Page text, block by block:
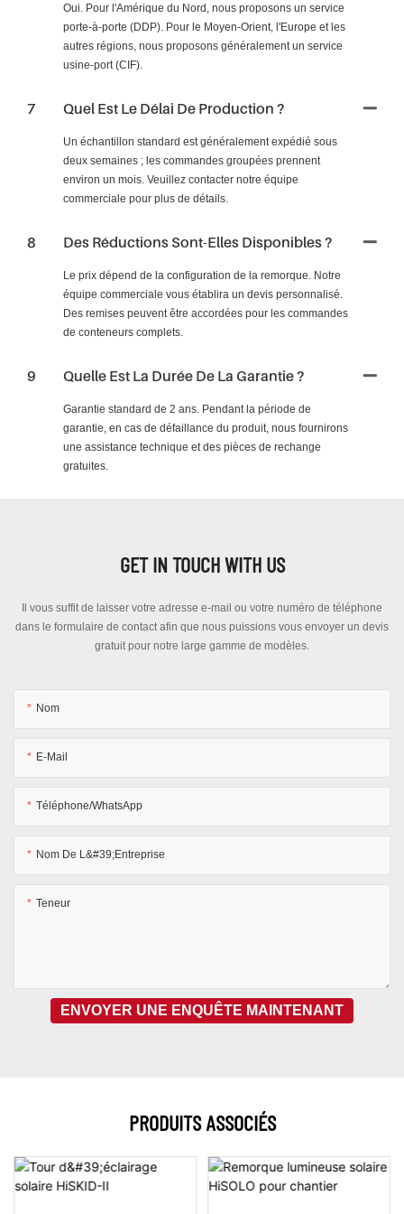
Oui. Pour l'Amérique du Nord, nous proposons un service
porte-à-porte (DDP). Pour le Moyen-Orient, l'Europe et les
autres régions, nous proposons généralement un service
usine-port (CIF).
7 Quel Est Le Délai De Production ?
Un échantillon standard est généralement expédié sous
deux semaines ; les commandes groupées prennent
environ un mois. Veuillez contacter notre équipe
commerciale pour plus de détails.
8 Des Réductions Sont-Elles Disponibles ?
Le prix dépend de la configuration de la remorque. Notre
équipe commerciale vous établira un devis personnalisé.
Des remises peuvent être accordées pour les commandes
de conteneurs complets.
9 Quelle Est La Durée De La Garantie ?
Garantie standard de 2 ans. Pendant la période de
garantie, en cas de défaillance du produit, nous fournirons
une assistance technique et des pièces de rechange
gratuites.
GET IN TOUCH WITH US
Il vous suffit de laisser votre adresse e-mail ou votre numéro de téléphone
dans le formulaire de contact afin que nous puissions vous envoyer un devis
gratuit pour notre large gamme de modèles.
Nom
E-Mail
Téléphone/WhatsApp
Nom De L&#39;entreprise
Teneur
ENVOYER UNE ENQUÊTE MAINTENANT
PRODUITS ASSOCIÉS